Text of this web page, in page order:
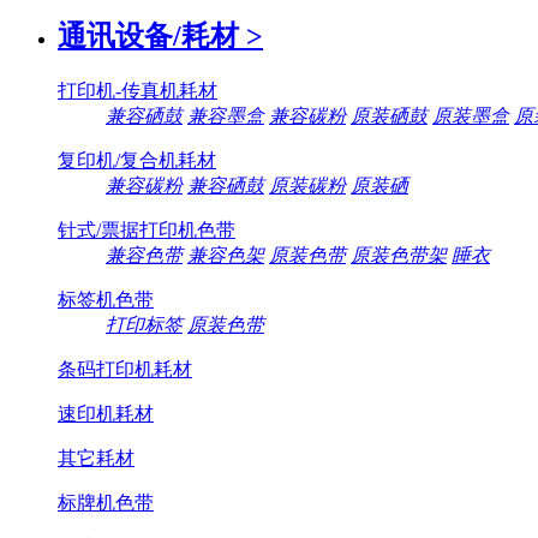
通讯设备/耗材 >
打印机-传真机耗材
兼容硒鼓 兼容墨盒 兼容碳粉 原装硒鼓 原装墨盒
复印机/复合机耗材
兼容碳粉 兼容硒鼓 原装碳粉 原装硒
针式/票据打印机色带
兼容色带 兼容色架 原装色带 原装色带架 睡衣
标签机色带
打印标签 原装色带
条码打印机耗材
速印机耗材
其它耗材
标牌机色带